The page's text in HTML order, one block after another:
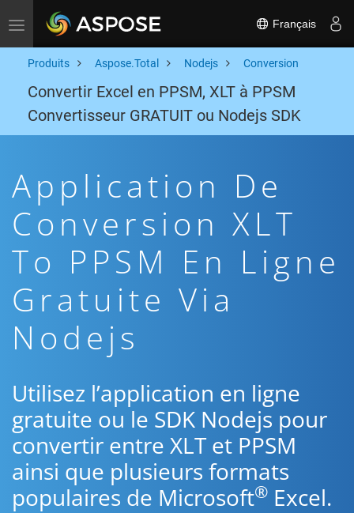
Toggle navigation Français
Produits Aspose.Total Nodejs Conversion
Convertir Excel en PPSM, XLT à PPSM
Convertisseur GRATUIT ou Nodejs SDK
Application De
Conversion XLT
To PPSM En Ligne
Gratuite Via
Nodejs
Utilisez l’application en ligne
gratuite ou le SDK Nodejs pour
convertir entre XLT et PPSM
ainsi que plusieurs formats
populaires de Microsoft® Excel.